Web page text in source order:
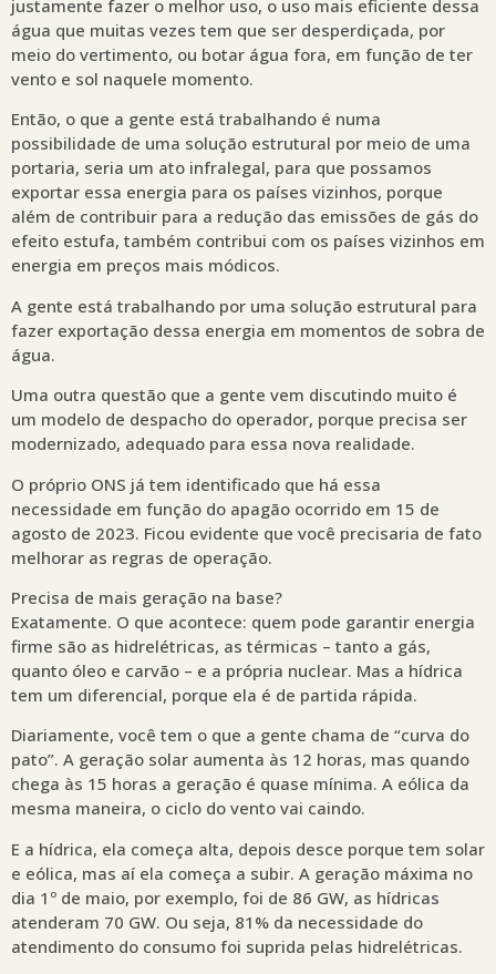
justamente fazer o melhor uso, o uso mais eficiente dessa
água que muitas vezes tem que ser desperdiçada, por
meio do vertimento, ou botar água fora, em função de ter
vento e sol naquele momento.
Então, o que a gente está trabalhando é numa
possibilidade de uma solução estrutural por meio de uma
portaria, seria um ato infralegal, para que possamos
exportar essa energia para os países vizinhos, porque
além de contribuir para a redução das emissões de gás do
efeito estufa, também contribui com os países vizinhos em
energia em preços mais módicos.
A gente está trabalhando por uma solução estrutural para
fazer exportação dessa energia em momentos de sobra de
água.
Uma outra questão que a gente vem discutindo muito é
um modelo de despacho do operador, porque precisa ser
modernizado, adequado para essa nova realidade.
O próprio ONS já tem identificado que há essa
necessidade em função do apagão ocorrido em 15 de
agosto de 2023. Ficou evidente que você precisaria de fato
melhorar as regras de operação.
Precisa de mais geração na base?
Exatamente. O que acontece: quem pode garantir energia
firme são as hidrelétricas, as térmicas – tanto a gás,
quanto óleo e carvão – e a própria nuclear. Mas a hídrica
tem um diferencial, porque ela é de partida rápida.
Diariamente, você tem o que a gente chama de “curva do
pato”. A geração solar aumenta às 12 horas, mas quando
chega às 15 horas a geração é quase mínima. A eólica da
mesma maneira, o ciclo do vento vai caindo.
E a hídrica, ela começa alta, depois desce porque tem solar
e eólica, mas aí ela começa a subir. A geração máxima no
dia 1º de maio, por exemplo, foi de 86 GW, as hídricas
atenderam 70 GW. Ou seja, 81% da necessidade do
atendimento do consumo foi suprida pelas hidrelétricas.